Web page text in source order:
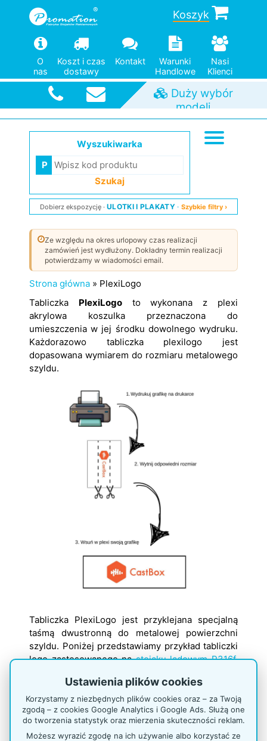
O
nas
Koszt i czas
dostawy
Kontakt
Warunki
Handlowe
Nasi
Klienci
Koszyk
Szybka
wysyłka
Od jednej
sztuki
Duży wybór
modeli
Wyszukiwarka
Szukaj
Dobierz ekspozycję ULOTKI I PLAKATY Szybkie filtry ›
Ze względu na okres urlopowy czas realizacji
zamówień jest wydłużony. Dokładny termin realizacji
potwierdzamy w wiadomości email.
Strona główna » PlexiLogo
Tabliczka PlexiLogoto wykonana z plexi
akrylowa koszulka przeznaczona do
umieszczenia w jej środku dowolnego wydruku.
Każdorazowo tabliczka plexilogo jest
dopasowana wymiarem do rozmiaru metalowego
szyldu.
Tabliczka PlexiLogo jest przyklejana specjalną
taśmą dwustronną do metalowej powierzchni
szyldu. Poniżej przedstawiamy przykład tabliczki
logo zastosowanego nastojaku ladowym P316f.
każdym stojaku będa miały inny rozmiar oraz
inne umiejscowienie, zgodne z rozmiarem
miejsca na logo danego modelu.
Ustawienia plików cookies
Korzystamy z niezbędnych plików cookies oraz – za Twoją
zgodą – z cookies Google Analytics i Google Ads. Służą one
do tworzenia statystyk oraz mierzenia skuteczności reklam.
Możesz wyrazić zgodę na ich używanie albo korzystać ze